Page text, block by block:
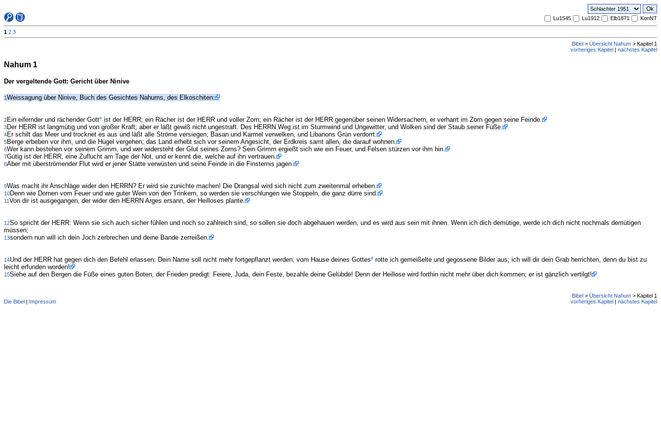
Lu1545 Lu1912 Elb1871 KonNT
1 2 3
Bibel > Übersicht Nahum > Kapitel 1
vorheriges Kapitel | nächstes Kapitel
Nahum 1
Der vergeltende Gott: Gericht über Ninive
1Weissagung über Ninive, Buch des Gesichtes Nahums, des Elkoschiten:
2Ein eifernder und rächender Gott ist der HERR; ein Rächer ist der HERR und voller Zorn; ein Rächer ist der HERR gegenüber seinen Widersachern, er verharrt im Zorn gegen seine Feinde.
3Der HERR ist langmütig und von großer Kraft; aber er läßt gewiß nicht ungestraft. Des HERRN Weg ist im Sturmwind und Ungewitter, und Wolken sind der Staub seiner Füße.
4Er schilt das Meer und trocknet es aus und läßt alle Ströme versiegen; Basan und Karmel verwelken, und Libanons Grün verdorrt.
5Berge erbeben vor ihm, und die Hügel vergehen; das Land erhebt sich vor seinem Angesicht, der Erdkreis samt allen, die darauf wohnen.
6Wer kann bestehen vor seinem Grimm, und wer widersteht der Glut seines Zorns? Sein Grimm ergießt sich wie ein Feuer, und Felsen stürzen vor ihm hin.
7Gütig ist der HERR, eine Zuflucht am Tage der Not, und er kennt die, welche auf ihn vertrauen.
8Aber mit überströmender Flut wird er jener Stätte verwüsten und seine Feinde in die Finsternis jagen.
9Was macht ihr Anschläge wider den HERRN? Er wird sie zunichte machen! Die Drangsal wird sich nicht zum zweitenmal erheben.
10Denn wie Dornen vom Feuer und wie guter Wein von den Trinkern, so werden sie verschlungen wie Stoppeln, die ganz dürre sind.
11Von dir ist ausgegangen, der wider den HERRN Arges ersann, der Heilloses plante.
12So spricht der HERR: Wenn sie sich auch sicher fühlen und noch so zahlreich sind, so sollen sie doch abgehauen werden, und es wird aus sein mit ihnen. Wenn ich dich demütige, werde ich dich nicht nochmals demütigen
müssen;
13sondern nun will ich dein Joch zerbrechen und deine Bande zerreißen.
14Und der HERR hat gegen dich den Befehl erlassen: Dein Name soll nicht mehr fortgepflanzt werden; vom Hause deines Gottes
rotte ich gemeißelte und gegossene Bilder aus; ich will dir dein Grab herrichten, denn du bist zu
leicht erfunden worden!
15Siehe auf den Bergen die Füße eines guten Boten, der Frieden predigt: Feiere, Juda, dein Feste, bezahle deine Gelübde! Denn der Heillose wird forthin nicht mehr über dich kommen; er ist gänzlich vertilgt!
Bibel > Übersicht Nahum > Kapitel 1
Die Bibel | Impressum vorheriges Kapitel | nächstes Kapitel